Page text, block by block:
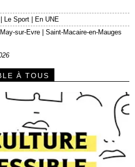
| Le Sport | En UNE
sur-Evre |Saint-Macaire-en-Mauges
À TOUS